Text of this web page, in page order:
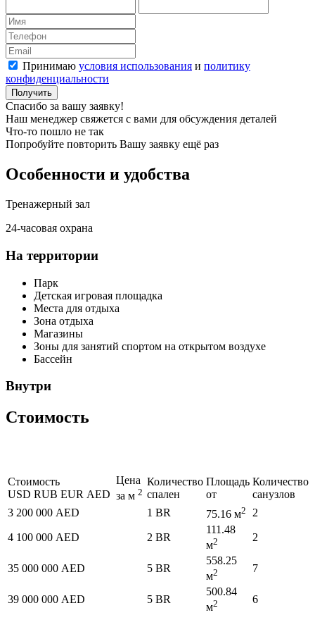
Принимаю условия использования и политику
конфиденциальности
Получить
Спасибо за вашу заявку!
Наш менеджер свяжется с вами для обсуждения деталей
Что-то пошло не так
Попробуйте повторить Вашу заявку ещё раз
Особенности и удобства
Тренажерный зал
24-часовая охрана
На территории
Парк
Детская игровая площадка
Места для отдыха
Зона отдыха
Магазины
Зоны для занятий спортом на открытом воздухе
Бассейн
Внутри
Стоимость
Стоимость
USD RUB EUR AED
Цена
за м 2
Количество
спален
Площадь
от
Количество
санузлов
3 200 000 AED
1 BR 75.16 м2 2
4 100 000 AED 2 BR
111.48
м2 2
35 000 000 AED 5 BR
558.25
м2 7
39 000 000 AED 5 BR
500.84
м2 6